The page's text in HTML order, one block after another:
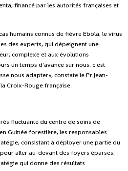
financé par les autorités françaises et
humains connus de fièvre Ebola, le virus
des experts, qui dépeignent une
complexe et aux évolutions
un temps d'avance sur nous, c'est
nous adapter», constate le Pr Jean-
Croix-Rouge française.
fluctuante du centre de soins de
Guinée forestière, les responsables
consistant à déployer une partie du
aller au-devant des foyers éparses,
qui donne des résultats